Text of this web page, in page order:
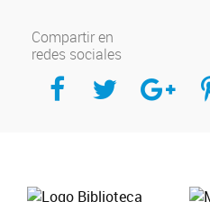
Compartir en
redes sociales
Compartir en Facebook Compartir en Twitter Compartir en Google Plus Compartir en Pinterest